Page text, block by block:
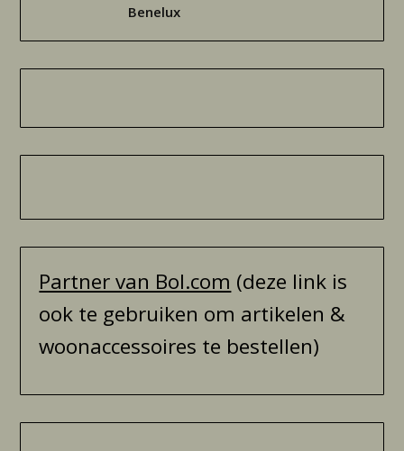
Benelux
Partner van Bol.com (deze link is
ook te gebruiken om artikelen &
woonaccessoires te bestellen)